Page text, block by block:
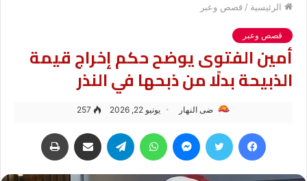
الرئيسية / قصص وعبر
قصص وعبر
أمين الفتوى يوضح حكم إخراج قيمة
الذبيحة بدلًا من ذبحها في النذر
ضى النهار يونيو 22, 2026 257
فيسبوك تويتر ماسنجر واتساب تيلقرام مشاركة عبر البريد